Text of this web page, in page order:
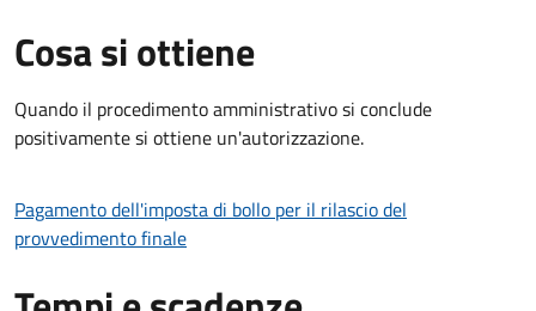
Cosa si ottiene
Quando il procedimento amministrativo si conclude
positivamente si ottiene un'autorizzazione.
Pagamento dell'imposta di bollo per il rilascio del
provvedimento finale